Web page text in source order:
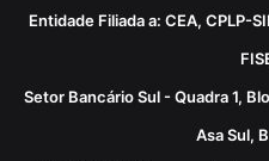
Entidade Filiada a: CEA, CPLP-
Setor Bancário Sul - Quadra 1,
Asa Sul,